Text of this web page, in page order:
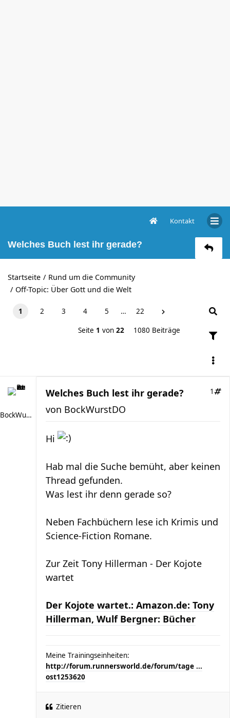
Kontakt
Welches Buch lest ihr gerade?
Startseite
Rund um die Community
Off-Topic: Über Gott und die Welt
1 2 3 4 5 … 22
Seite 1 von 22 1080 Beiträge
BockWurstDO
Welches Buch lest ihr gerade? 1
von BockWurstDO
Hi
Hab mal die Suche bemüht, aber keinen
Thread gefunden.
Was lest ihr denn gerade so?
Neben Fachbüchern lese ich Krimis und
Science-Fiction Romane.
Zur Zeit Tony Hillerman - Der Kojote
wartet
Der Kojote wartet.: Amazon.de: Tony
Hillerman, Wulf Bergner: Bücher
Meine Trainingseinheiten:
http://forum.runnersworld.de/forum/tage ...
ost1253620
Zitieren